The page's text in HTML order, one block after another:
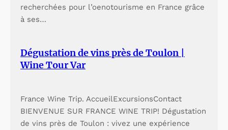
recherchées pour l’oenotourisme en France grâce
à ses…
Dégustation de vins près de Toulon |
Wine Tour Var
France Wine Trip. AccueilExcursionsContact
BIENVENUE SUR FRANCE WINE TRIP! Dégustation
de vins près de Toulon : vivez une expérience